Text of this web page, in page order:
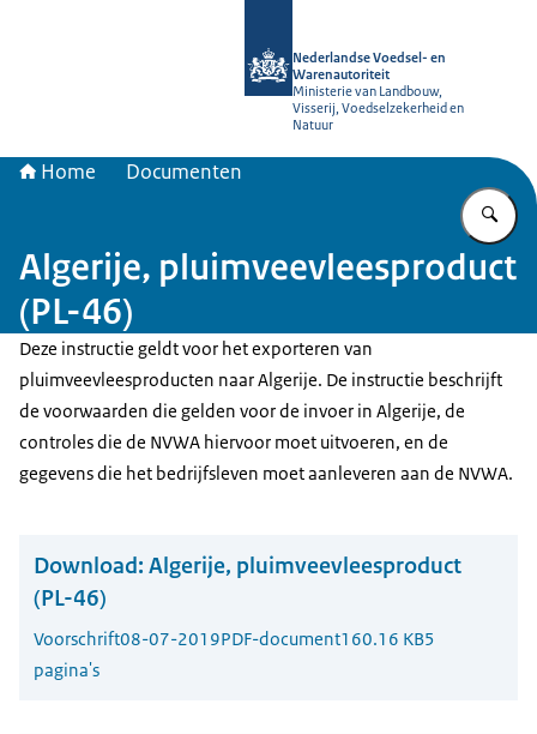
Nederlandse Voedsel- en
Warenautoriteit
Ministerie van Landbouw,
Visserij, Voedselzekerheid en
Natuur
Home Documenten
Algerije, pluimveevleesproduct
(PL-46)
Deze instructie geldt voor het exporteren van
pluimveevleesproducten naar Algerije. De instructie beschrijft
de voorwaarden die gelden voor de invoer in Algerije, de
controles die de NVWA hiervoor moet uitvoeren, en de
gegevens die het bedrijfsleven moet aanleveren aan de NVWA.
Download: Algerije, pluimveevleesproduct
(PL-46)
Voorschrift08-07-2019PDF-document160.16 KB5
pagina's